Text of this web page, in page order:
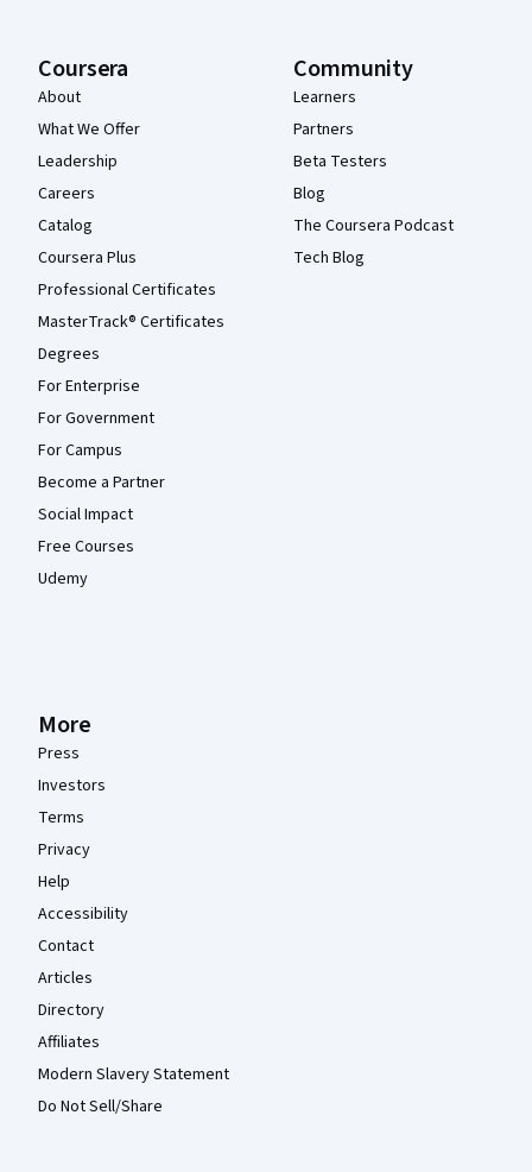
Coursera
About
What We Offer
Leadership
Careers
Catalog
Coursera Plus
Professional Certificates
MasterTrack® Certificates
Degrees
For Enterprise
For Government
For Campus
Become a Partner
Social Impact
Free Courses
Udemy
Community
Learners
Partners
Beta Testers
Blog
The Coursera Podcast
Tech Blog
More
Press
Investors
Terms
Privacy
Help
Accessibility
Contact
Articles
Directory
Affiliates
Modern Slavery Statement
Do Not Sell/Share